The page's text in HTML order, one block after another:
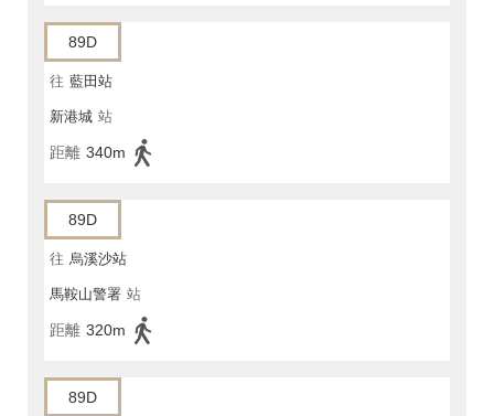
89D
往 藍田站
新港城 站
距離 340m
89D
往 烏溪沙站
馬鞍山警署 站
距離 320m
89D